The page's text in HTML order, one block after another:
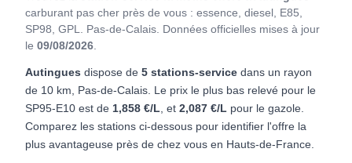
carburant pas cher près de vous : essence, diesel, E85,
SP98, GPL. Pas-de-Calais. Données officielles mises à jour
le 09/08/2026.
Autingues dispose de 5 stations-service dans un rayon
de 10 km, Pas-de-Calais. Le prix le plus bas relevé pour le
SP95-E10 est de 1,858 €/L, et 2,087 €/L pour le gazole.
Comparez les stations ci-dessous pour identifier l'offre la
plus avantageuse près de chez vous en Hauts-de-France.